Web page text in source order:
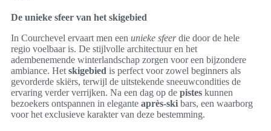
De unieke sfeer van het skigebied
In Courchevel ervaart men een unieke sfeerdie door de hele
regio voelbaar is. De stijlvolle architectuur en het
adembenemende winterlandschap zorgen voor een bijzondere
ambiance. Het skigebied is perfect voor zowel beginners als
gevorderde skiërs, terwijl de uitstekende sneeuwcondities de
ervaring verder verrijken. Na een dag op de pistes kunnen
bezoekers ontspannen in elegante après-ski bars, een waarborg
voor het exclusieve karakter van deze bestemming.